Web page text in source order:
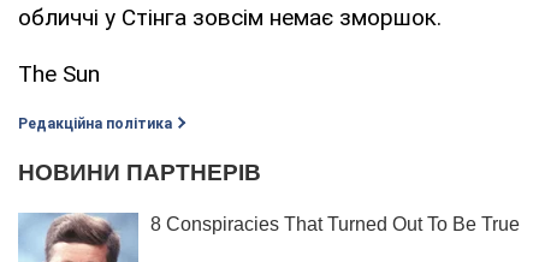
обличчі у Стінга зовсім немає зморшок.
The Sun
Редакційна політика